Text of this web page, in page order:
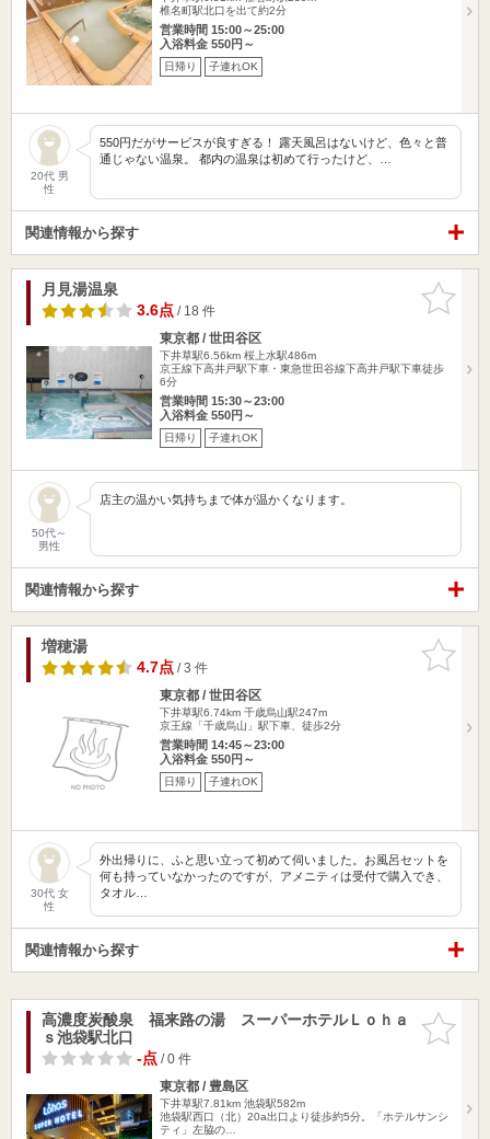
椎名町駅北口を出て約2分
営業時間 15:00～25:00
入浴料金 550円～
日帰り 子連れOK
20代 男
性
550円だがサービスが良すぎる！ 露天風呂はないけど、色々と普
通じゃない温泉。 都内の温泉は初めて行ったけど、…
関連情報から探す
お気に入
りに追加
月見湯温泉
3.6点/ 18 件
東京都 / 世田谷区
下井草駅6.56km 桜上水駅486m
京王線下高井戸駅下車・東急世田谷線下高井戸駅下車徒歩
6分
営業時間 15:30～23:00
入浴料金 550円～
日帰り 子連れOK
50代～
男性
店主の温かい気持ちまで体が温かくなります。
関連情報から探す
お気に入
りに追加
増穂湯
4.7点/ 3 件
東京都 / 世田谷区
下井草駅6.74km 千歳烏山駅247m
京王線「千歳烏山」駅下車、徒歩2分
営業時間 14:45～23:00
入浴料金 550円～
日帰り 子連れOK
30代 女
性
外出帰りに、ふと思い立って初めて伺いました。お風呂セットを
何も持っていなかったのですが、アメニティは受付で購入でき、
タオル…
関連情報から探す
お気に入
りに追加
高濃度炭酸泉 福来路の湯 スーパーホテルＬｏｈａ
ｓ池袋駅北口
-点/ 0 件
東京都 / 豊島区
下井草駅7.81km 池袋駅582m
池袋駅西口（北）20a出口より徒歩約5分。「ホテルサンシ
ティ」左脇の…